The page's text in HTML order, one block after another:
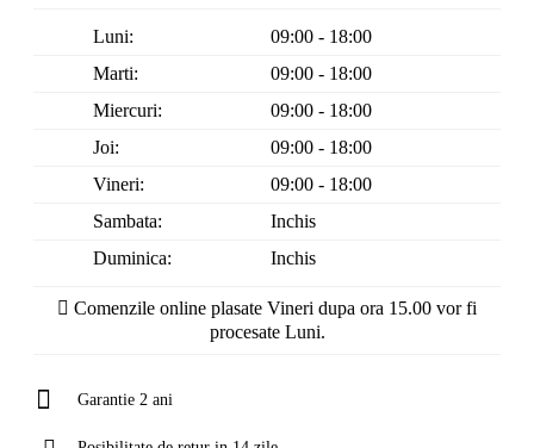
Luni:
09:00 - 18:00
Marti:
09:00 - 18:00
Miercuri:
09:00 - 18:00
Joi:
09:00 - 18:00
Vineri:
09:00 - 18:00
Sambata:
Inchis
Duminica:
Inchis
Comenzile online plasate Vineri dupa ora 15.00 vor fi
procesate Luni.
Garantie 2 ani